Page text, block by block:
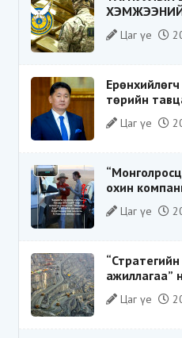
БУСААР
БАЙСАН
Цаг үе
төрийн
ирэхдээ
ёсны төлөө
таниулсан.
Цаг үе
охин
ХХК-ийн
ажиллаж
Цаг үе
ажиллагаа”
“Чимээгүй
Цаг үе